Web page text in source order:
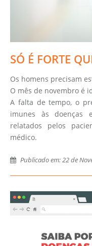
SÓ É FORTE
Os homens precisam
O mês de novembro é
A falta de tempo, o
imunes às doenças
relatados pelos
médico.
Publicado em: 22 de